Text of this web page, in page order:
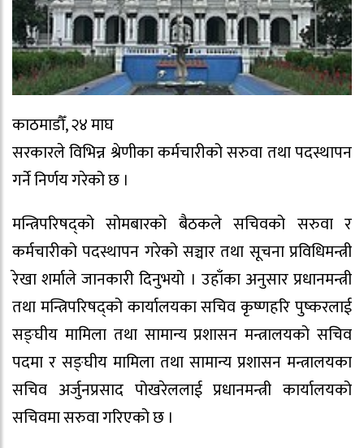
काठमाडौँ, २४ माघ
सरकारले विभिन्न श्रेणीका कर्मचारीको सरुवा तथा पदस्थापन
गर्ने निर्णय गरेको छ ।
मन्त्रिपरिषद्को सोमबारको बैठकले सचिवको सरुवा र
कर्मचारीको पदस्थापन गरेको सञ्चार तथा सूचना प्रविधिमन्त्री
रेखा शर्माले जानकारी दिनुभयो । उहाँका अनुसार प्रधानमन्त्री
तथा मन्त्रिपरिषद्को कार्यालयका सचिव कृष्णहरि पुष्करलाई
सङ्घीय मामिला तथा सामान्य प्रशासन मन्त्रालयको सचिव
पदमा र सङ्घीय मामिला तथा सामान्य प्रशासन मन्त्रालयका
सचिव अर्जुनप्रसाद पोखरेललाई प्रधानमन्त्री कार्यालयको
सचिवमा सरुवा गरिएको छ ।